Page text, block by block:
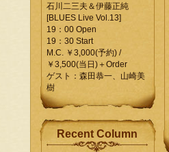
石川二三夫＆伊藤正純
[BLUES Live Vol.13]
19：00 Open
19：30 Start
M.C. ￥3,000(予約) /
￥3,500(当日)＋Order
ゲスト：森田恭一、山崎美
樹
Recent Column